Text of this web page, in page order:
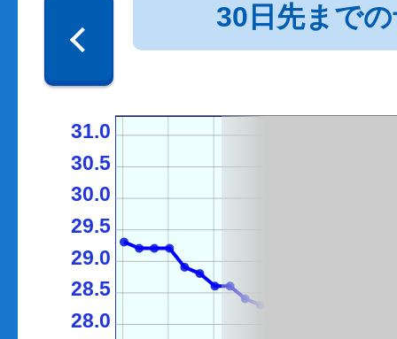
30日先まで
28.0
28.5
29.0
29.5
30.0
30.5
31.0